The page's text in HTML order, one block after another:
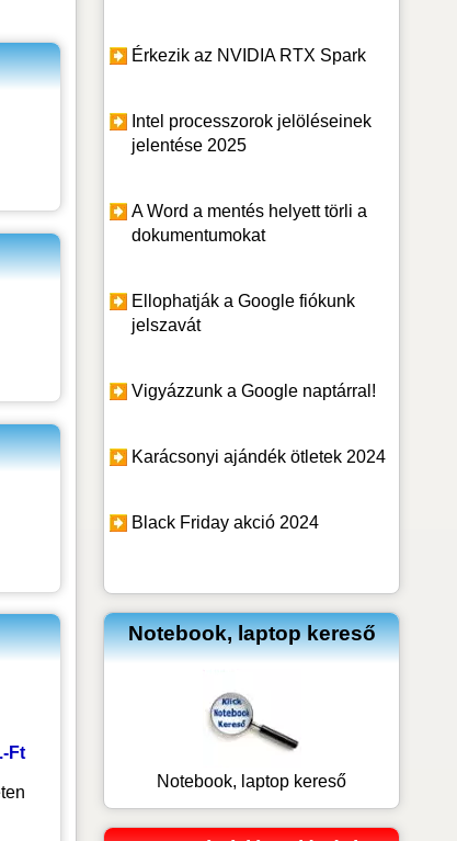
Ft
Érkezik az NVIDIA RTX Spark
Intel processzorok jelöléseinek
jelentése 2025
A Word a mentés helyett törli a
dokumentumokat
Ellophatják a Google fiókunk
jelszavát
Vigyázzunk a Google naptárral!
Karácsonyi ajándék ötletek 2024
Black Friday akció 2024
Notebook, laptop kereső
Notebook, laptop kereső